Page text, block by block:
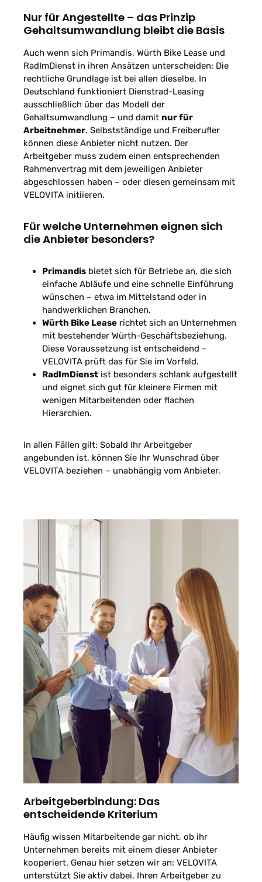
Nur für Angestellte – das Prinzip
Gehaltsumwandlung bleibt die Basis
Auch wenn sich Primandis, Würth Bike Lease und
RadImDienst in ihren Ansätzen unterscheiden: Die
rechtliche Grundlage ist bei allen dieselbe. In
Deutschland funktioniert Dienstrad-Leasing
ausschließlich über das Modell der
Gehaltsumwandlung – und damit nur für
Arbeitnehmer. Selbstständige und Freiberufler
können diese Anbieter nicht nutzen. Der
Arbeitgeber muss zudem einen entsprechenden
Rahmenvertrag mit dem jeweiligen Anbieter
abgeschlossen haben – oder diesen gemeinsam mit
VELOVITA initiieren.
Für welche Unternehmen eignen sich
die Anbieter besonders?
Primandis bietet sich für Betriebe an, die sich
einfache Abläufe und eine schnelle Einführung
wünschen – etwa im Mittelstand oder in
handwerklichen Branchen.
Würth Bike Lease richtet sich an Unternehmen
mit bestehender Würth-Geschäftsbeziehung.
Diese Voraussetzung ist entscheidend –
VELOVITA prüft das für Sie im Vorfeld.
RadImDienst ist besonders schlank aufgestellt
und eignet sich gut für kleinere Firmen mit
wenigen Mitarbeitenden oder flachen
Hierarchien.
In allen Fällen gilt: Sobald Ihr Arbeitgeber
angebunden ist, können Sie Ihr Wunschrad über
VELOVITA beziehen – unabhängig vom Anbieter.
Arbeitgeberbindung: Das
entscheidende Kriterium
Häufig wissen Mitarbeitende gar nicht, ob ihr
Unternehmen bereits mit einem dieser Anbieter
kooperiert. Genau hier setzen wir an: VELOVITA
unterstützt Sie aktiv dabei, Ihren Arbeitgeber zu